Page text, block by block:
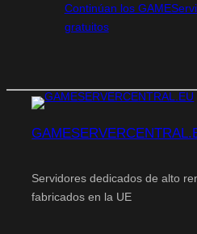
Continúan los
gratuitos
Servidores dedicados de alto
fabricados en la UE